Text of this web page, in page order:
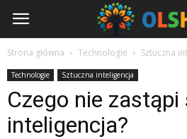
Olsh.pl
Strona główna Technologie Sztuczna
Technologie Sztuczna inteligencja
Czego nie
inteligencja?